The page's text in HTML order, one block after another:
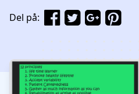
Del på:
Watch our video to learn more